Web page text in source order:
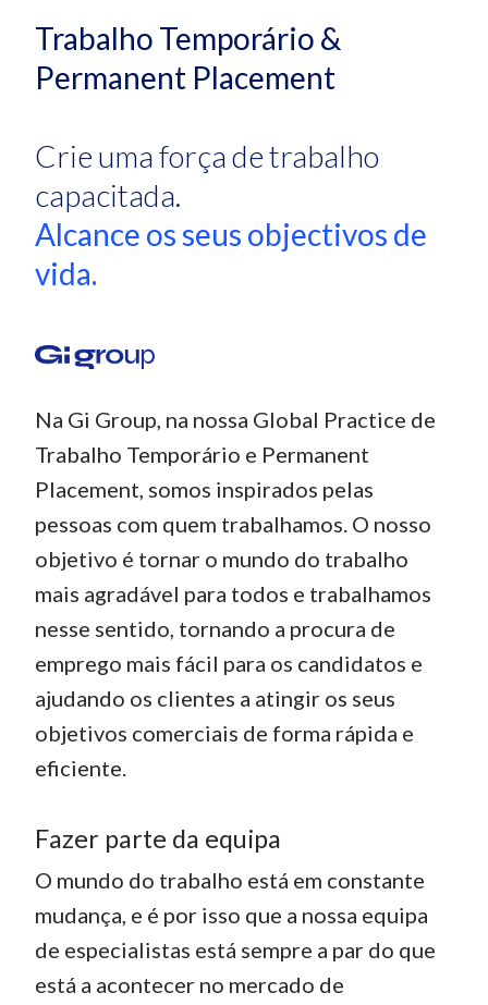
Trabalho Temporário &
Permanent Placement
Crie uma força de trabalho
capacitada.
Alcance os seus objectivos de
vida.
Na Gi Group, na nossa Global Practice de
Trabalho Temporário e Permanent
Placement, somos inspirados pelas
pessoas com quem trabalhamos. O nosso
objetivo é tornar o mundo do trabalho
mais agradável para todos e trabalhamos
nesse sentido, tornando a procura de
emprego mais fácil para os candidatos e
ajudando os clientes a atingir os seus
objetivos comerciais de forma rápida e
eficiente.
Fazer parte da equipa
O mundo do trabalho está em constante
mudança, e é por isso que a nossa equipa
de especialistas está sempre a par do que
está a acontecer no mercado de